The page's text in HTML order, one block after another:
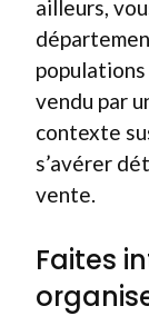
ailleurs,
vendu par
contexte
s’avérer
vente.
Faites